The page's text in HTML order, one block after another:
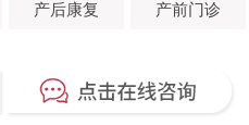
产后康复 产前门诊